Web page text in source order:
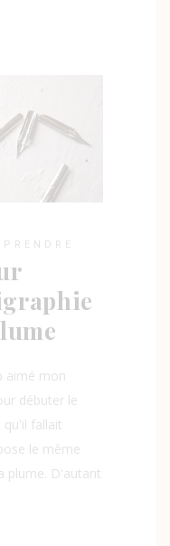
aimé mon
débuter le
qu'il fallait
le même
plume. D'autant